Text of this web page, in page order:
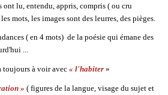
lu, entendu, appris, compris ( ou cru
mots, les images sont des leurres, des pièges.
( en 4 mots) de la poésie qui émane des
...
toujours à voir avec « l'habiter »
» ( figures de la langue, visage du sujet et